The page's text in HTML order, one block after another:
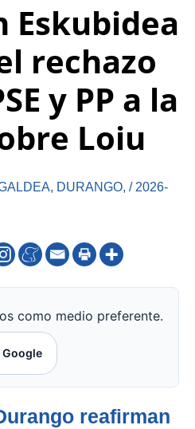
Eskubidea
rechazo
y PP a la
Loiu
, DURANGO, / 2026-
como medio preferente.
Google
reafirman